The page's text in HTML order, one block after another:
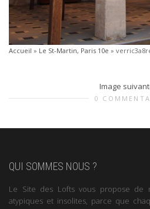
Accueil » Le St-Martin, Paris 10e »
Image
0
QUI SOMMES NOUS ?
Le Site des Lofts vous propose de
atypiques et insolites, parce que